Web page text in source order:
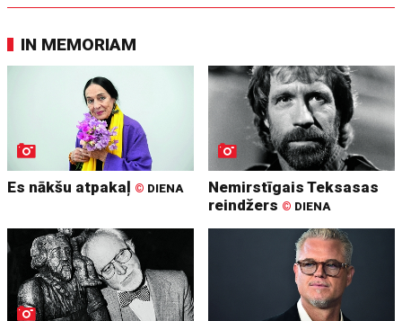
IN MEMORIAM
Es nākšu atpakaļ © DIENA
Nemirstīgais Teksasas
reindžers © DIENA